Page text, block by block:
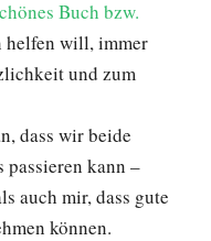
Buch bzw.
helfen will, immer
und zum
dass wir beide
kann –
auch mir, dass gute
können.